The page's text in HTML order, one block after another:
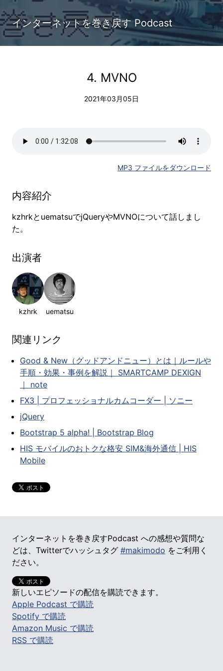
インターネットを巻き戻す Podcast
4. MVNO
2021年03月05日
MP3 ファイルをダウンロード
内容紹介
kzhrkとuematsuでjQueryやMVNOについて話しまし
た。
出演者
kzhrk uematsu
関連リンク
Good & New（グッドアンドニュー）とは｜ルールや
手順・効果・事例を解説｜ SMARTCAMP DEXIGN
｜ note
FX3 | プロフェッショナルカムコーダー | ソニー
jQuery
Bootstrap 5 alpha! | Bootstrap Blog
HIS モバイルのおトクな格安 SIM&海外通信 | HIS
Mobile
インターネットを巻き戻すPodcast への感想や質問な
どは、Twitterでハッシュタグ #makimodo をご利用く
ださい。
新しいエピソードの配信を購読できます。
Apple Podcast で購読
Spotify で購読
Amazon Music で購読
RSS で購読